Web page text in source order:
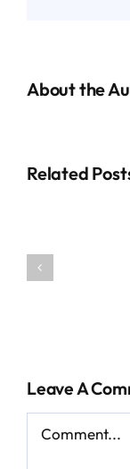
About the
Related
Leave A
Comment